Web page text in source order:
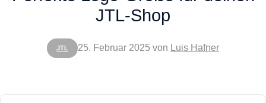
JTL
JTL-Shop
25. Februar 2025 von Luis Hafner